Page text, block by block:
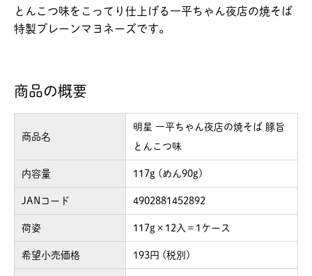
とんこつ味をこってり仕上げる一平ちゃん夜店の焼そば
特製プレーンマヨネーズです。
商品の概要
商品名
明星 一平ちゃん夜店の焼そば 豚旨
とんこつ味
内容量 117g (めん90g)
JANコード 4902881452892
荷姿 117g×12入＝1ケース
希望小売価格 193円 (税別)